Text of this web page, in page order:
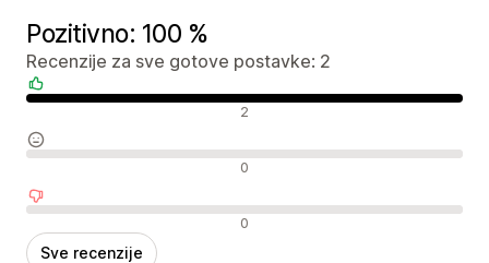
Pozitivno: 100 %
Recenzije za sve gotove postavke: 2
Pozitivne recenzije 2
Neutralne recenzije 0
Negativne recenzije 0
Sve recenzije